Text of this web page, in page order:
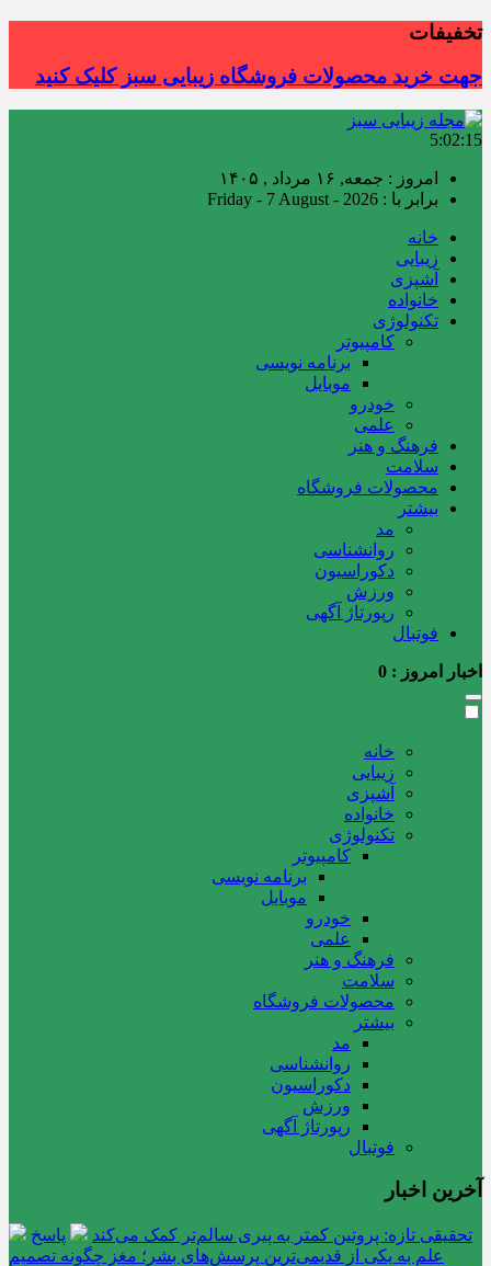
تخفیفات
جهت خرید محصولات فروشگاه زیبایی سبز کلیک کنید
5:02:16
امروز : جمعه, ۱۶ مرداد , ۱۴۰۵
برابر با : Friday - 7 August - 2026
خانه
زیبایی
آشپزی
خانواده
تکنولوژی
کامپیوتر
برنامه نویسی
موبایل
خودرو
علمی
فرهنگ و هنر
سلامت
محصولات فروشگاه
بیشتر
مد
روانشناسی
دکوراسیون
ورزش
رپورتاژ آگهی
فوتبال
اخبار امروز : 0
خانه
زیبایی
آشپزی
خانواده
تکنولوژی
کامپیوتر
برنامه نویسی
موبایل
خودرو
علمی
فرهنگ و هنر
سلامت
محصولات فروشگاه
بیشتر
مد
روانشناسی
دکوراسیون
ورزش
رپورتاژ آگهی
فوتبال
آخرین اخبار
تحقیقی تازه: پروتین کمتر به پیری سالم‌تر کمک می‌کند
پاسخ
علم به یکی از قدیمی‌ترین پرسش‌های بشر؛ مغز چگونه تصمیم